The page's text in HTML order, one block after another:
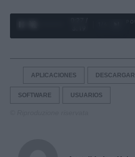
APLICACIONES DESCARGAR
SOFTWARE USUARIOS